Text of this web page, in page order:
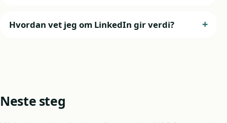
Hvordan vet jeg om LinkedIn gir verdi?
Neste steg